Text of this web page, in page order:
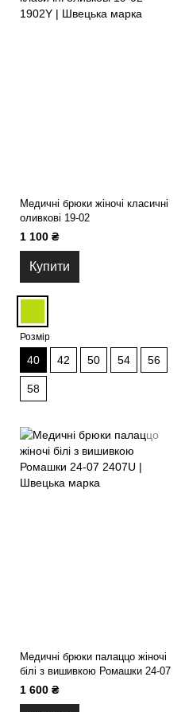
Медичні брюки жіночі класичні
оливкові 19-02
1 100 ₴
Купити
Розмір
40 42 50 54 56
58
Медичні брюки палаццо жіночі
білі з вишивкою Ромашки 24-07
1 600 ₴